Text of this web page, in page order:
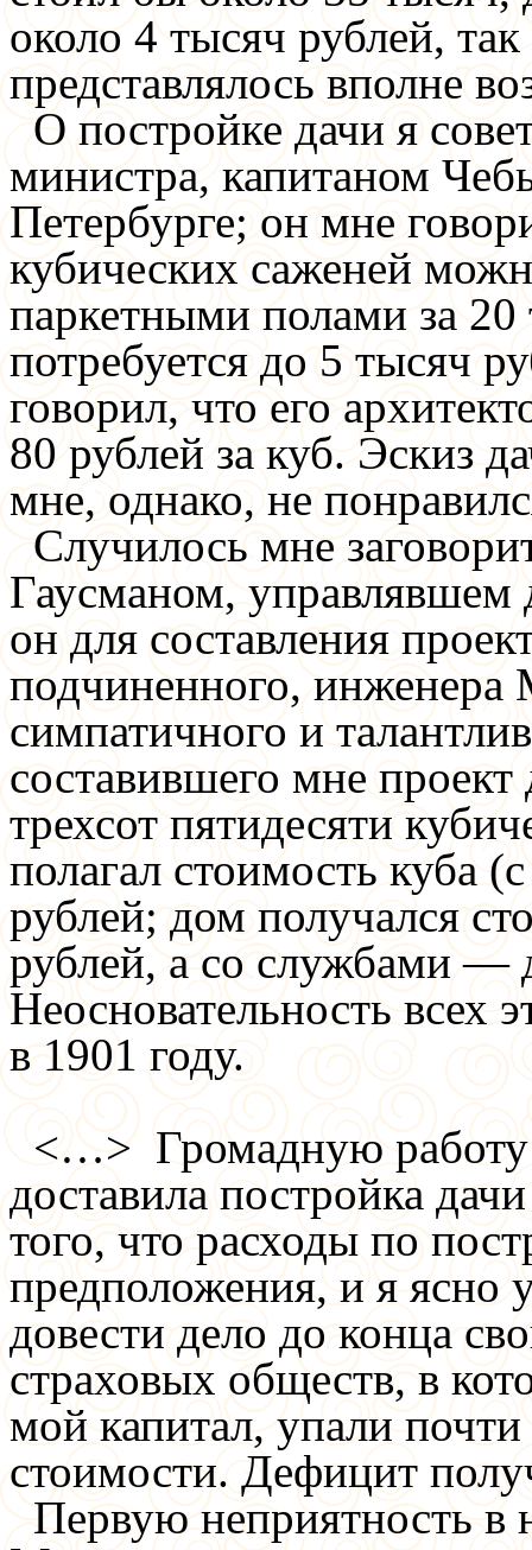
около 4 тысяч рублей,
представлялось вполне
О постройке дачи я
министра, капитаном
Петербурге; он мне
кубических саженей
паркетными полами за
потребуется до 5 тысяч
говорил, что его
80 рублей за куб. Эскиз
мне, однако, не
Случилось мне
Гаусманом, управлявшем
он для составления
подчиненного, инженера
симпатичного и
составившего мне
трехсот пятидесяти
полагал стоимость куба
рублей; дом получался
рублей, а со службами —
Неосновательность всех
в 1901 году.
<…> Громадную работу
доставила постройка
того, что расходы по
предположения, и я ясно
довести дело до конца
страховых обществ, в
мой капитал, упали
стоимости. Дефицит
Первую неприятность в